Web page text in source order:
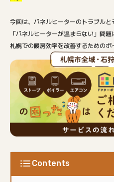
今回は、パネルヒーターのトラブル
「パネルヒーターが温まらない」問
札幌での暖房効率を改善するためのポ
Contents